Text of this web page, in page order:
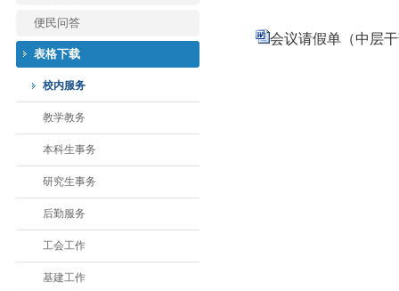
便民问答
表格下载
校内服务
教学教务
本科生事务
研究生事务
后勤服务
工会工作
基建工作
会议请假单（中层